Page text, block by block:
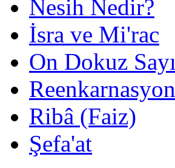
Nesih Nedir?
İsra ve Mi'rac
On Dokuz
Reenkarnasyon
Ribâ (Faiz)
Şefa'at